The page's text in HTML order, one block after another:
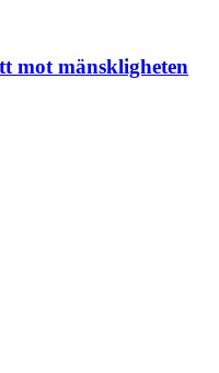
mot mänskligheten